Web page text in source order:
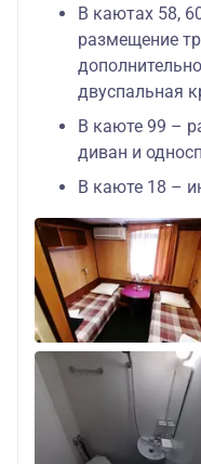
В каютах 58,
размещение
двуспальная
В каюте 99 –
диван и
В каюте 18 –